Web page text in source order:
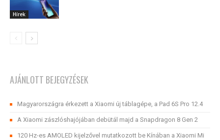
Hírek
AJÁNLOTT BEJEGYZÉSEK
Magyarországra érkezett a Xiaomi új táblagépe, a Pad 6S Pro 12.4
A Xiaomi zászlóshajójában debütál majd a Snapdragon 8 Gen 2
120 Hz-es AMOLED kijelzővel mutatkozott be Kínában a Xiaomi Mi